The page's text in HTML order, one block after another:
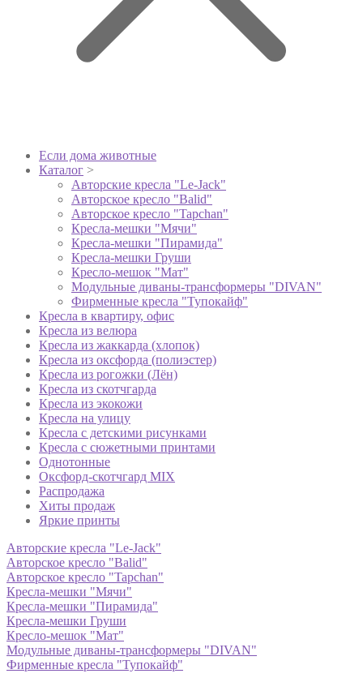
Если дома животные
Каталог >
Авторские кресла "Le-Jack"
Авторское кресло "Balid"
Авторское кресло "Tapchan"
Кресла-мешки "Мячи"
Кресла-мешки "Пирамида"
Кресла-мешки Груши
Кресло-мешок "Мат"
Модульные диваны-трансформеры "DIVAN"
Фирменные кресла "Тупокайф"
Кресла в квартиру, офис
Кресла из велюра
Кресла из жаккарда (хлопок)
Кресла из оксфорда (полиэстер)
Кресла из рогожки (Лён)
Кресла из скотчгарда
Кресла из экокожи
Кресла на улицу
Кресла с детскими рисунками
Кресла с сюжетными принтами
Однотонные
Оксфорд-скотчгард MIX
Распродажа
Хиты продаж
Яркие принты
Авторские кресла "Le-Jack"
Авторское кресло "Balid"
Авторское кресло "Tapchan"
Кресла-мешки "Мячи"
Кресла-мешки "Пирамида"
Кресла-мешки Груши
Кресло-мешок "Мат"
Модульные диваны-трансформеры "DIVAN"
Фирменные кресла "Тупокайф"